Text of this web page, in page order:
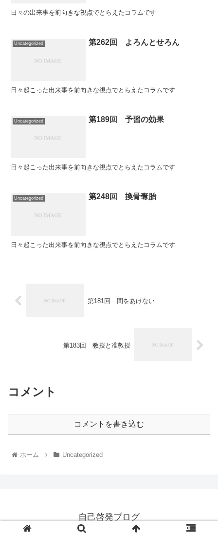
日々の出来事を前向きな視点でとらえたコラムです
Uncategorized 第262回 よろんとせろん
日々起こった出来事を前向きな視点でとらえたコラムです
Uncategorized 第189回 予習の効果
日々起こった出来事を前向きな視点でとらえたコラムです
Uncategorized 第248回 換骨奪胎
日々起こった出来事を前向きな視点でとらえたコラムです
第181回 間をあけない
第183回 教授と准教授
コメント
コメントを書き込む
ホーム Uncategorized
自己啓発ブログ
© 2021 自己啓発ブログ.